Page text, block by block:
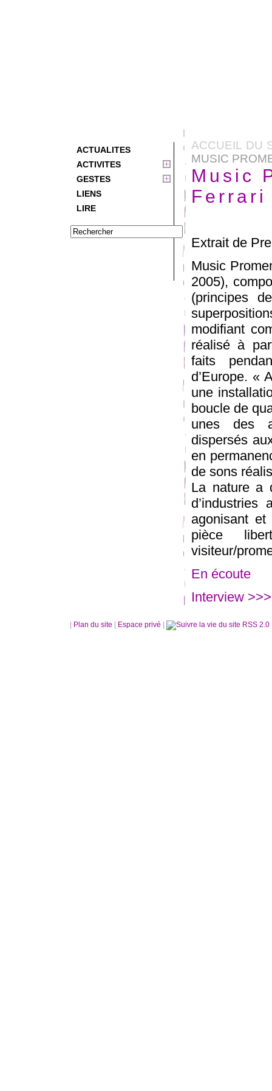
ACTUALITES
ACTIVITES
GESTES
LIENS
LIRE
ACCUEIL DU
MUSIC
Music
Ferrari
Extrait de
Music
2005),
(principes
modifiant
réalisé à
faits
d’Europe. «
une
boucle de
unes des
dispersés
en
de sons
La nature a
agonisant
pièce
visiteur/
En écoute
Interview >>>
Plan du site Espace privé RSS 2.0